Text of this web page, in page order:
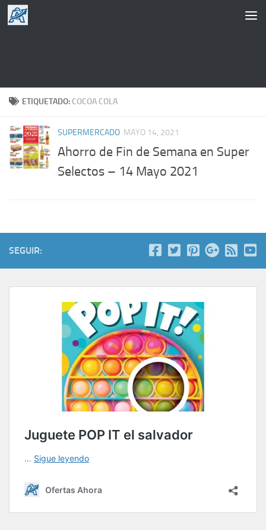
Saltar al contenido
ETIQUETADO: COCOA COLA
SUPERMERCADO MAYO 14, 2021
Ahorro de Fin de Semana en Super
Selectos – 14 Mayo 2021
SEGUIR: